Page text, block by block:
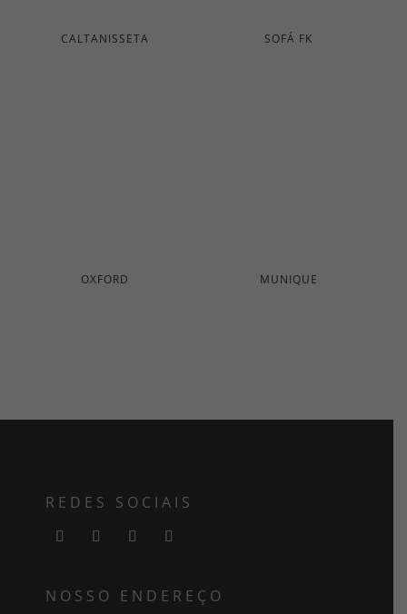
CALTANISSETA SOFÁ FK
OXFORD MUNIQUE
REDES SOCIAIS
NOSSO ENDEREÇO